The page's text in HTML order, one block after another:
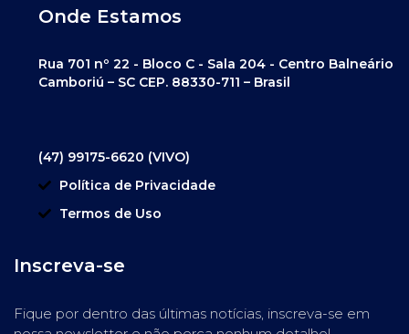
Onde Estamos
Rua 701 nº 22 - Bloco C - Sala 204 - Centro Balneário
Camboriú – SC CEP. 88330-711 – Brasil
(47) 99175-6620 (VIVO)
Política de Privacidade
Termos de Uso
Inscreva-se
Fique por dentro das últimas notícias, inscreva-se em